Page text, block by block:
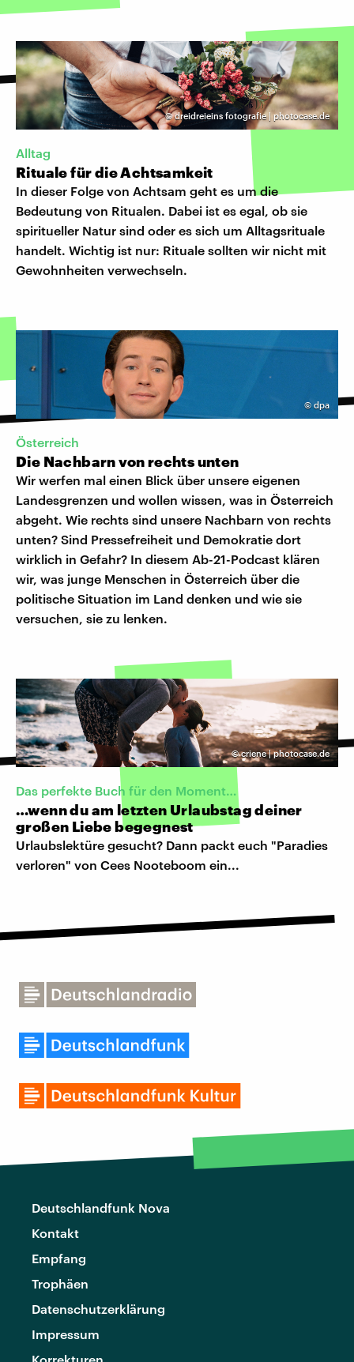
©dreidreieins fotografie | photocase.de
Alltag
Rituale für die Achtsamkeit
In dieser Folge von Achtsam geht es um die
Bedeutung von Ritualen. Dabei ist es egal, ob sie
spiritueller Natur sind oder es sich um Alltagsrituale
handelt. Wichtig ist nur: Rituale sollten wir nicht mit
Gewohnheiten verwechseln.
© dpa
Österreich
Die Nachbarn von rechts unten
Wir werfen mal einen Blick über unsere eigenen
Landesgrenzen und wollen wissen, was in Österreich
abgeht. Wie rechts sind unsere Nachbarn von rechts
unten? Sind Pressefreiheit und Demokratie dort
wirklich in Gefahr? In diesem Ab-21-Podcast klären
wir, was junge Menschen in Österreich über die
politische Situation im Land denken und wie sie
versuchen, sie zu lenken.
©criene | photocase.de
Das perfekte Buch für den Moment…
…wenn du am letzten Urlaubstag deiner
großen Liebe begegnest
Urlaubslektüre gesucht? Dann packt euch "Paradies
verloren" von Cees Nooteboom ein...
Deutschlandfunk Nova
Kontakt
Empfang
Trophäen
Datenschutzerklärung
Impressum